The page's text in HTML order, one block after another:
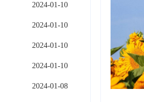
2024-01-10
2024-01-10
2024-01-10
2024-01-10
2024-01-08